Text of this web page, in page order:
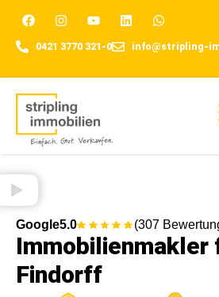
0421 3770 321-0 info@stripling-
Google5.0 (307
Immobilienmakler
Findorff